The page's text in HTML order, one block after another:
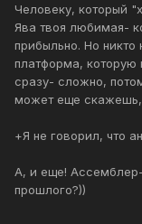
Человеку, который
Ява твоя любимая-
прибыльно. Но
платформа, которую
сразу- сложно,
может еще
+Я не говорил, что
А, и еще!
прошлого?))